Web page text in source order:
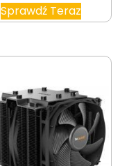
Sprawdź Teraz